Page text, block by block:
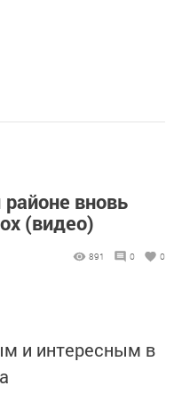
вновь
(видео)
891 0 0
и интересным в